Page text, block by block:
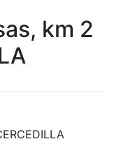
km 2